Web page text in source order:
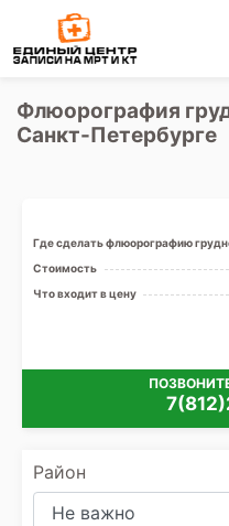
Флюорография
Санкт-Петербурге
Где сделать флюорографию
Стоимость
Что входит в цену
Район